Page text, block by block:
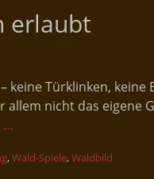
erlaubt
keine Türklinken,
nicht das eigene
…
,Wald-Spiele,Waldbild